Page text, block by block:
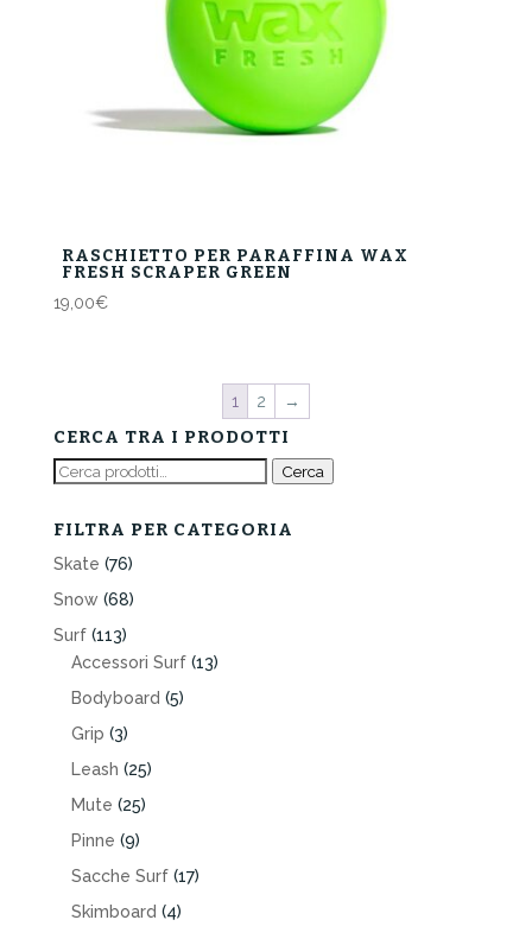
RASCHIETTO PER PARAFFINA WAX
FRESH SCRAPER GREEN
19,00€
1 2 →
CERCA TRA I PRODOTTI
Cerca: Cerca
FILTRA PER CATEGORIA
Skate (76)
Snow (68)
Surf (113)
Accessori Surf (13)
Bodyboard (5)
Grip (3)
Leash (25)
Mute (25)
Pinne (9)
Sacche Surf (17)
Skimboard (4)